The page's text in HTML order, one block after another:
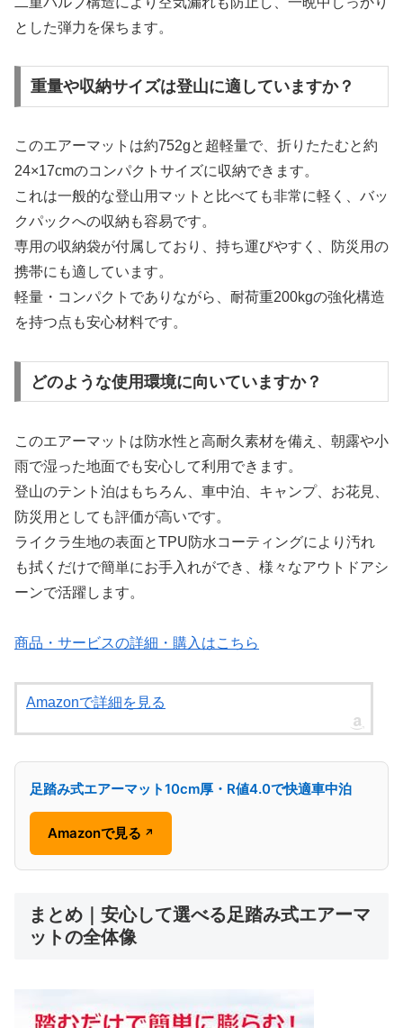
とした弾力を保ちます。
重量や収納サイズは登山に適していますか？
このエアーマットは約752gと超軽量で、折りたたむと約
24×17cmのコンパクトサイズに収納できます。
これは一般的な登山用マットと比べても非常に軽く、バッ
クパックへの収納も容易です。
専用の収納袋が付属しており、持ち運びやすく、防災用の
携帯にも適しています。
軽量・コンパクトでありながら、耐荷重200kgの強化構造
を持つ点も安心材料です。
どのような使用環境に向いていますか？
このエアーマットは防水性と高耐久素材を備え、朝露や小
雨で湿った地面でも安心して利用できます。
登山のテント泊はもちろん、車中泊、キャンプ、お花見、
防災用としても評価が高いです。
ライクラ生地の表面とTPU防水コーティングにより汚れ
も拭くだけで簡単にお手入れができ、様々なアウトドアシ
ーンで活躍します。
商品・サービスの詳細・購入はこちら
Amazonで詳細を見る
足踏み式エアーマット10cm厚・R値4.0で快適車中泊
Amazonで見る ↗
まとめ｜安心して選べる足踏み式エアーマ
ットの全体像